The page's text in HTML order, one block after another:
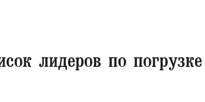
лидеров по погрузке